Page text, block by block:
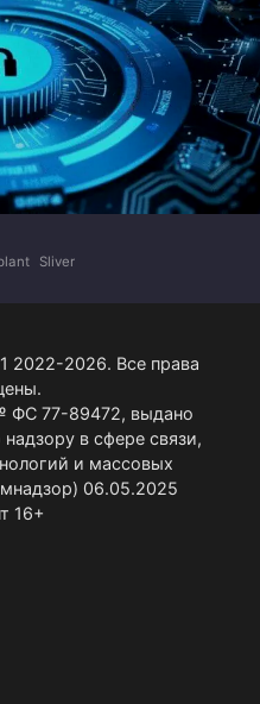
Sliver
2022-2026. Все права
ФС 77-89472, выдано
в сфере связи,
и массовых
06.05.2025
16+